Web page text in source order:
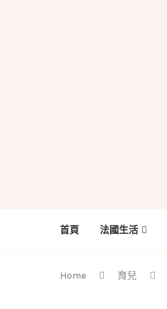
首頁 法國生活
Home 育兒